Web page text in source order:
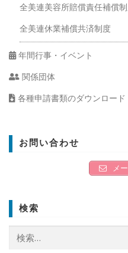
全美連美容所賠償責任補償
全美連休業補償共済制度
年間行事・イベント
関係団体
各種申請書類のダウンロード
お問い合わせ
メ
検索